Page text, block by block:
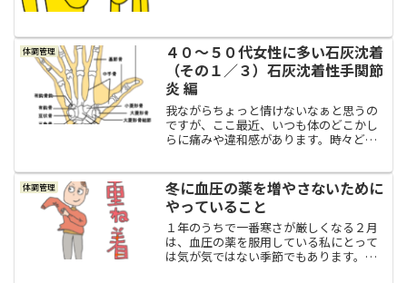
が増してきたようで、最終的にはワイシ
ャツの袖に腕を通す動作で...
体調管理
４０～５０代女性に多い石灰沈着
（その１／３）石灰沈着性手関節
炎 編
我ながらちょっと情けないなぁと思うの
ですが、ここ最近、いつも体のどこかし
らに痛みや違和感があります。時々どこ
ないけどじんわりとした違和感があった
り、腰もまた激痛とまでは...
体調管理
冬に血圧の薬を増やさないために
やっていること
１年のうちで一番寒さが厳しくなる２月
は、血圧の薬を服用している私にとって
は気が気ではない季節でもあります。血